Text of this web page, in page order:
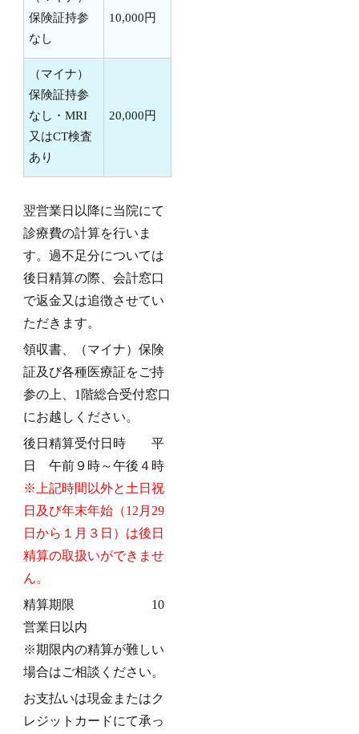
保険証持参
なし
10,000円
（マイナ）
保険証持参
なし・MRI
又はCT検査
あり
20,000円
翌営業日以降に当院にて
診療費の計算を行いま
す。過不足分については
後日精算の際、会計窓口
で返金又は追徴させてい
ただきます。
領収書、（マイナ）保険
証及び各種医療証をご持
参の上、1階総合受付窓口
にお越しください。
後日精算受付日時 平
日 午前９時～午後４時
※上記時間以外と土日祝
日及び年末年始（12月29
日から１月３日）は後日
精算の取扱いができませ
ん。
精算期限 10
営業日以内
※期限内の精算が難しい
場合はご相談ください。
お支払いは現金またはク
レジットカードにて承っ